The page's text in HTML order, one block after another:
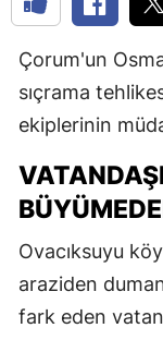
Çorum'un
sıçrama
ekiplerinin
Ovacıksuyu
araziden
fark eden